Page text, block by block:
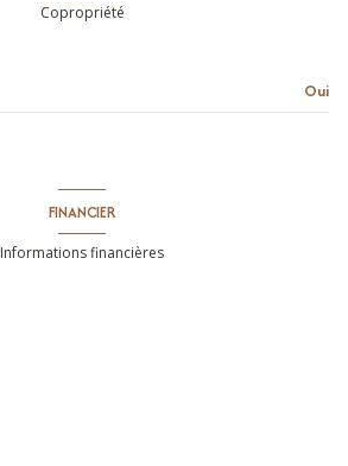
Copropriété
Oui
FINANCIER
Informations financières